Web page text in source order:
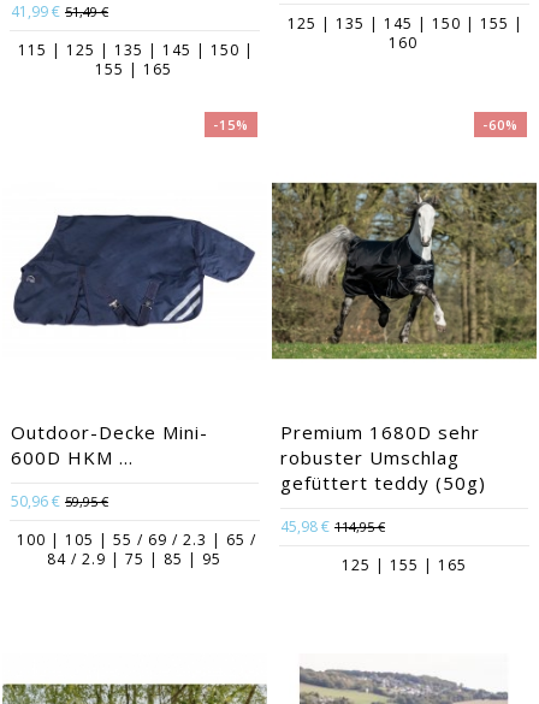
41,99 € 51,49 €
115 | 125 | 135 | 145 | 150 |
155 | 165
125 | 135 | 145 | 150 | 155 |
160
-15%
Outdoor-Decke Mini-
600D HKM ...
50,96 € 59,95 €
100 | 105 | 55 / 69 / 2.3 | 65 /
84 / 2.9 | 75 | 85 | 95
-60%
Premium 1680D sehr
robuster Umschlag
gefüttert teddy (50g)
45,98 € 114,95 €
125 | 155 | 165